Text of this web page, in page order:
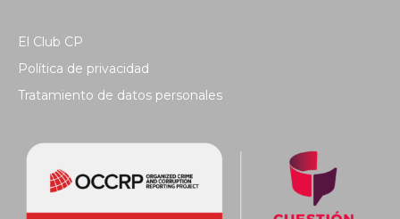
El Club CP
Política de privacidad
Tratamiento de datos personales